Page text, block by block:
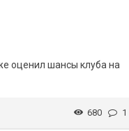
оценил шансы клуба на
680 1